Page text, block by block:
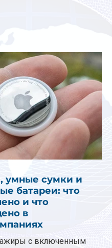
умные сумки и
батареи: что
и что
в
с включенным